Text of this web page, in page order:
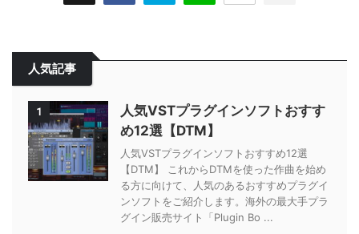
人気記事
1
人気VSTプラグインソフトおすす
め12選【DTM】
人気VSTプラグインソフトおすすめ12選
【DTM】 これからDTMを使った作曲を始め
る方に向けて、人気のあるおすすめプラグイ
ンソフトをご紹介します。海外の最大手プラ
グイン販売サイト「Plugin Bo ...